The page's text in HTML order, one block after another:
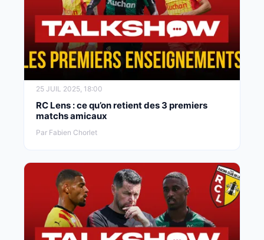
25 JUIL 2025, 18:00
RC Lens : ce qu’on retient des 3 premiers
matchs amicaux
Par Fabien Chorlet